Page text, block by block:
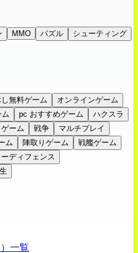
MMO パズル
シューティング
無料ゲーム
オンラインゲーム
pc おすすめゲーム
ハクスラ
ゲーム 戦争
マルチプレイ
ム 陣取りゲーム
戦艦ゲーム
ディフェンス
一覧